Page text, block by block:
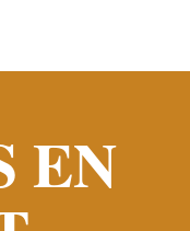
EN